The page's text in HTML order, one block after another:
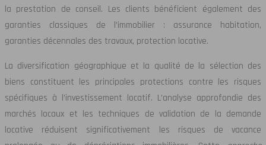
la prestation de conseil. Les clients bénéficient également des
garanties classiques de l’immobilier : assurance habitation,
garanties décennales des travaux, protection locative.
La diversification géographique et la qualité de la sélection des
biens constituent les principales protections contre les risques
spécifiques à l’investissement locatif. L’analyse approfondie des
marchés locaux et les techniques de validation de la demande
locative réduisent significativement les risques de vacance